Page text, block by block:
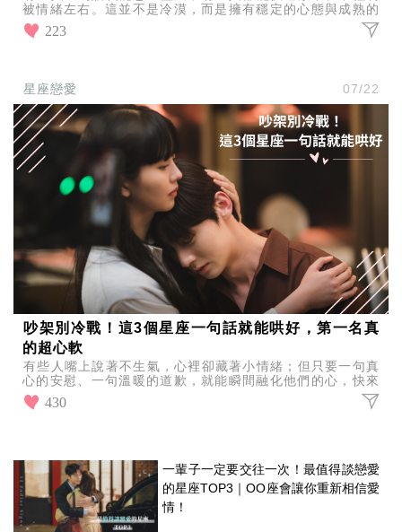
被情緒左右。這並不是冷漠，而是擁有穩定的心態與成熟的
情緒管理能力，以下這3大星座，天生就比較不容易陷入內
耗。
223
星座戀愛 07/22
吵架別冷戰！這3個星座一句話就能哄好，第一名真
的超心軟
有些人嘴上說著不生氣，心裡卻藏著小情緒；但只要一句真
心的安慰、一句溫暖的道歉，就能瞬間融化他們的心，快來
看看最容易被一句話哄好的3大星座！
430
一輩子一定要交往一次！最值得談戀愛
的星座TOP3｜OO座會讓你重新相信愛
情！